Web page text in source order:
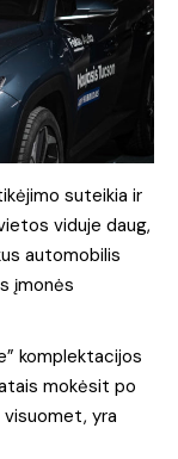
suteikia ir
viduje daug,
automobilis
įmonės
komplektacijos
mokėsit po
yra